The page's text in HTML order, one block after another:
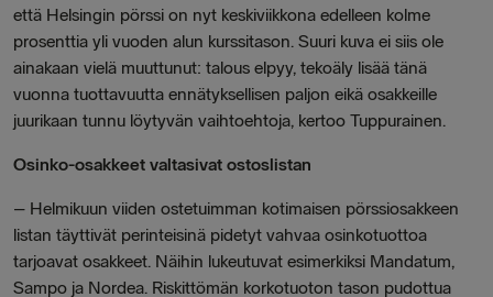
että Helsingin pörssi on nyt keskiviikkona edelleen kolme
prosenttia yli vuoden alun kurssitason. Suuri kuva ei siis ole
ainakaan vielä muuttunut: talous elpyy, tekoäly lisää tänä
vuonna tuottavuutta ennätyksellisen paljon eikä osakkeille
juurikaan tunnu löytyvän vaihtoehtoja, kertoo Tuppurainen.
Osinko-osakkeet valtasivat ostoslistan
– Helmikuun viiden ostetuimman kotimaisen pörssiosakkeen
listan täyttivät perinteisinä pidetyt vahvaa osinkotuottoa
tarjoavat osakkeet. Näihin lukeutuvat esimerkiksi Mandatum,
Sampo ja Nordea. Riskittömän korkotuoton tason pudottua